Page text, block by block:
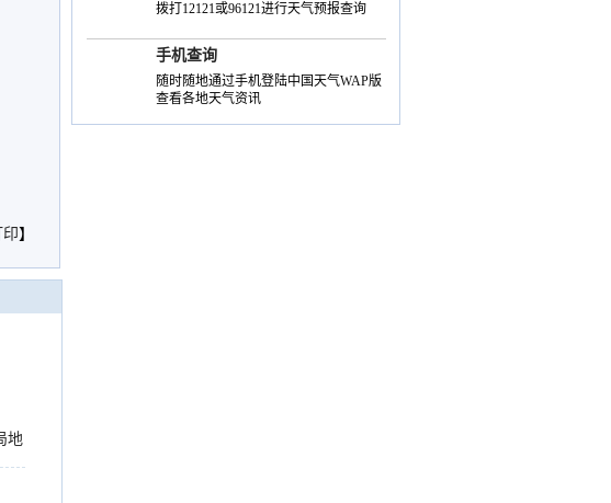
印】
地
拨打12121或96121进行天气预报查询
手机查询
随时随地通过手机登陆中国天气WAP版
查看各地天气资讯